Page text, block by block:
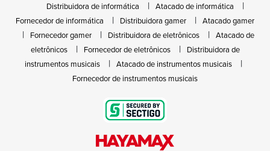
Distribuidora de informática
Atacado de informática
Fornecedor de informática
Distribuidora gamer
Atacado gamer
Fornecedor gamer
Distribuidora de eletrônicos
Atacado de
eletrônicos
Fornecedor de eletrônicos
Distribuidora de
instrumentos musicais
Atacado de instrumentos musicais
Fornecedor de instrumentos musicais